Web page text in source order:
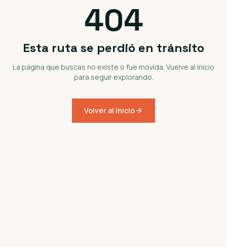
404
Esta ruta se perdió en tránsito
La página que buscas no existe o fue movida. Vuelve al inicio
para seguir explorando.
Volver al inicio